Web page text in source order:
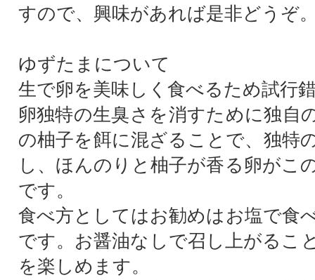
すので、興味があれば是非どうぞ
ゆずたまについて
生で卵を美味しく食べるため試行
卵独特の生臭さを消すために独自
の柚子を餌に混ざることで、独特
し、ほんのりと柚子が香る卵がこ
です。
食べ方としてはお勧めはお塩で食
です。お醤油なしで召し上がるこ
を楽しめます。